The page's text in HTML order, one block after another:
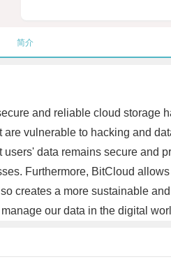
简介
and reliable cloud
are vulnerable to hacking and
data remains secure and
Furthermore, BitCloud
creates a more sustainable
our data in the digital